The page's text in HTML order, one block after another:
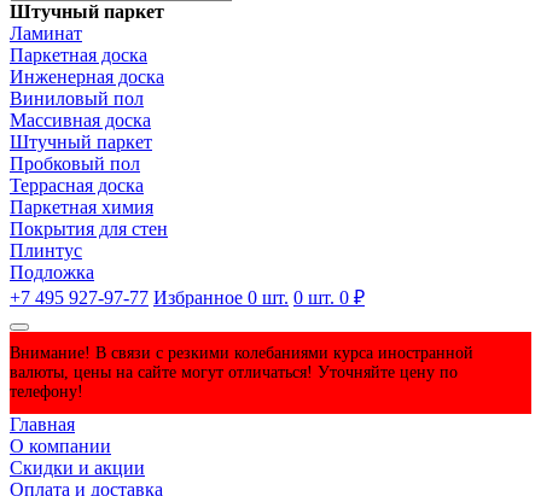
Штучный паркет
Ламинат
Паркетная доска
Инженерная доска
Виниловый пол
Массивная доска
Штучный паркет
Пробковый пол
Террасная доска
Паркетная химия
Покрытия для стен
Плинтус
Подложка
+7 495 927-97-77 Избранное 0 шт. 0 шт. 0 ₽
Внимание! В связи с резкими колебаниями курса иностранной
валюты, цены на сайте могут отличаться! Уточняйте цену по
телефону!
Главная
О компании
Скидки и акции
Оплата и доставка